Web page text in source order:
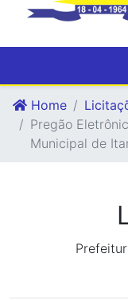
Home
Pregão
Municipal de